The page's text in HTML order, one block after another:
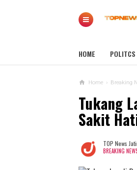
HOME POLITCS
Home › Breaking
Tukang
Sakit
TOP News
BREAKING